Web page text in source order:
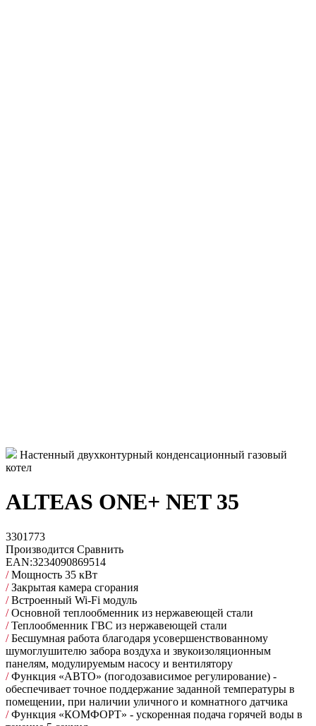
Настенный двухконтурный конденсационный газовый
котел
ALTEAS ONE+ NET 35
3301773
Производится Сравнить
EAN:3234090869514
/Мощность 35 кВт
/Закрытая камера сгорания
/Встроенный Wi-Fi модуль
/Основной теплообменник из нержавеющей стали
/Теплообменник ГВС из нержавеющей стали
/Бесшумная работа благодаря усовершенствованному
шумоглушителю забора воздуха и звукоизоляционным
панелям, модулируемым насосу и вентилятору
/Функция «АВТО» (погодозависимое регулирование) -
обеспечивает точное поддержание заданной температуры в
помещении, при наличии уличного и комнатного датчика
/Функция «КОМФОРТ» - ускоренная подача горячей воды в